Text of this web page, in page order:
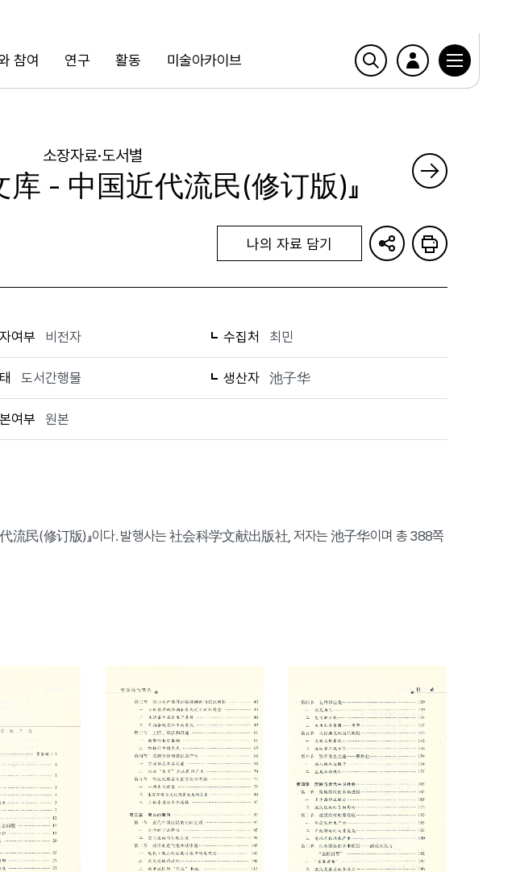
참여 연구 활동 미술아카이브
소장자료·도서별
库 - 中国近代流民(修订版)』
나의 자료 담기
여부 비전자 수집처 최민
도서간행물 생산자 池子华
여부 원본
流民(修订版)』이다. 발행사는 社会科学文献出版社, 저자는 池子华이며 총 388쪽